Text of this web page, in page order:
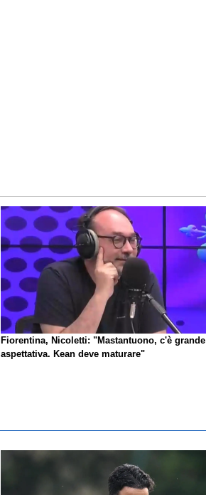
Fiorentina, Nicoletti: "Mastantuono, c'è grande
aspettativa. Kean deve maturare"